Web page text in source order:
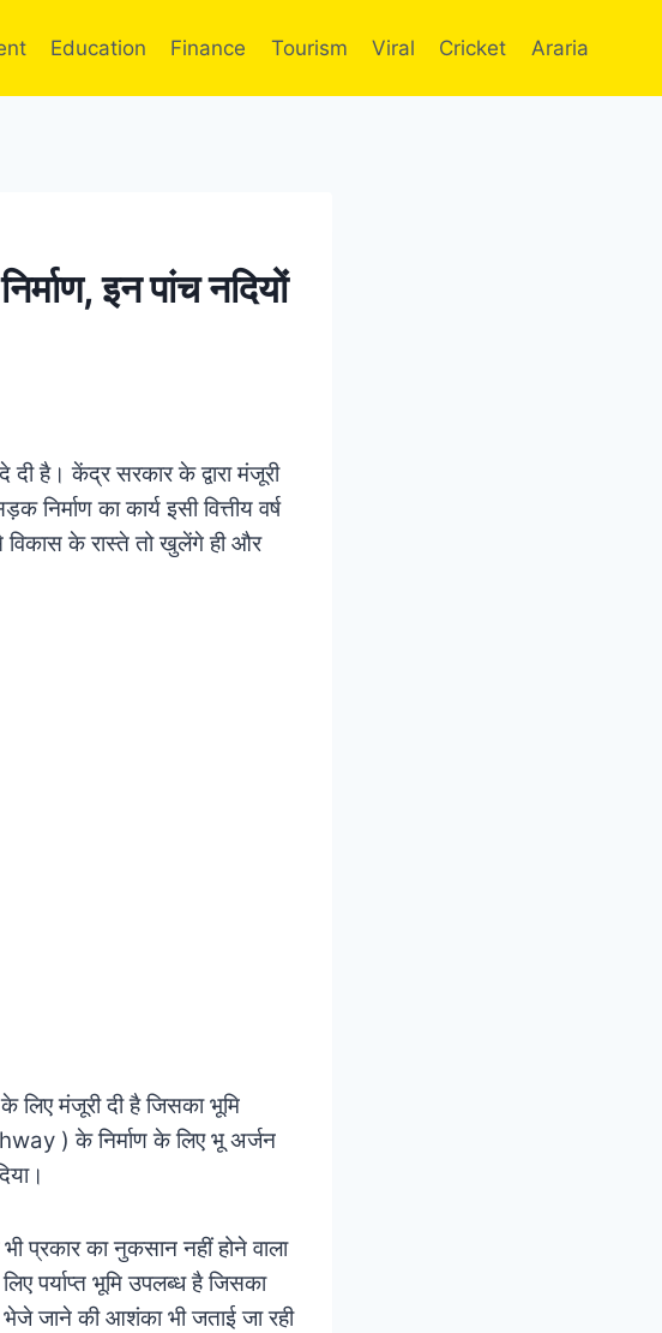
Education Finance Tourism Viral Cricket Araria
इन पांच नदियों
दी है। केंद्र सरकार के द्वारा मंजूरी
का कार्य इसी वित्तीय वर्ष
के रास्ते तो खुलेंगे ही और
लिए मंजूरी दी है जिसका भूमि
) के निर्माण के लिए भू अर्जन
प्रकार का नुकसान नहीं होने वाला
पर्याप्त भूमि उपलब्ध है जिसका
भेजे जाने की आशंका भी जताई जा रही